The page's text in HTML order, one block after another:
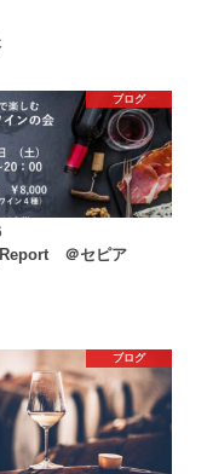
ブログ
Report ＠セピア
ブログ